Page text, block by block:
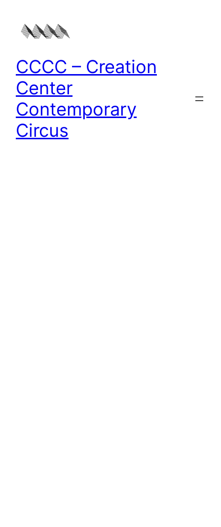
Inhalt
springen
CCCC – Creation
Center
Contemporary
Circus